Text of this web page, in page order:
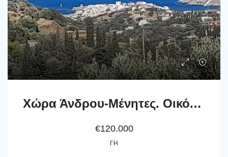
Χώρα Άνδρου-Μένητες. Οικόπεδο οικοδομήσιμο εμβαδού 1531,16 m2 με ωραία θέα θάλασσα και 18 ελαιόδενδρα.
€120.000
ΓΗ